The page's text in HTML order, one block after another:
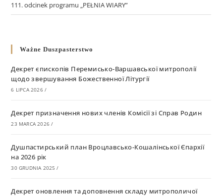
111. odcinek programu „PEŁNIA WIARY”
Ważne Duszpasterstwo
Декрет єпископів Перемисько-Варшавської митрополії
щодо звершування Божественної Літургії
6 LIPCA 2026 /
Декрет призначення нових членів Комісії зі Справ Родин
23 MARCA 2026 /
Душпастирський план Вроцлавсько-Кошалінської Єпархії
на 2026 рік
30 GRUDNIA 2025 /
Декрет оновлення та доповнення складу митрополичої